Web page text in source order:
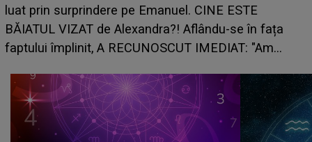
ESTE
se în fața
"Am
care riscă să rămână fără bani. O
grabă îi aduce pierderi semnificative și
planurile peste cap